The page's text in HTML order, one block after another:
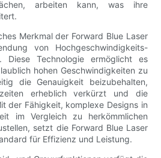
arbeiten kann, was ihre
Merkmal der Forward Blue Laser
von Hochgeschwindigkeits-
Diese Technologie ermöglicht es
hohen Geschwindigkeiten zu
die Genauigkeit beizubehalten,
erheblich verkürzt und die
der Fähigkeit, komplexe Designs in
im Vergleich zu herkömmlichen
setzt die Forward Blue Laser
für Effizienz und Leistung.